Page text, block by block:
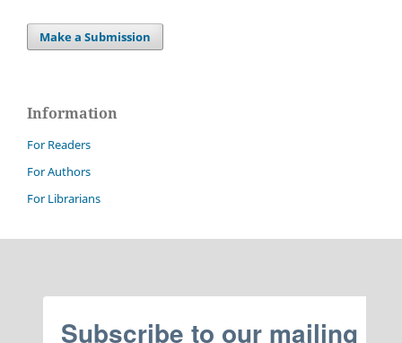
Make a Submission
Information
For Readers
For Authors
For Librarians